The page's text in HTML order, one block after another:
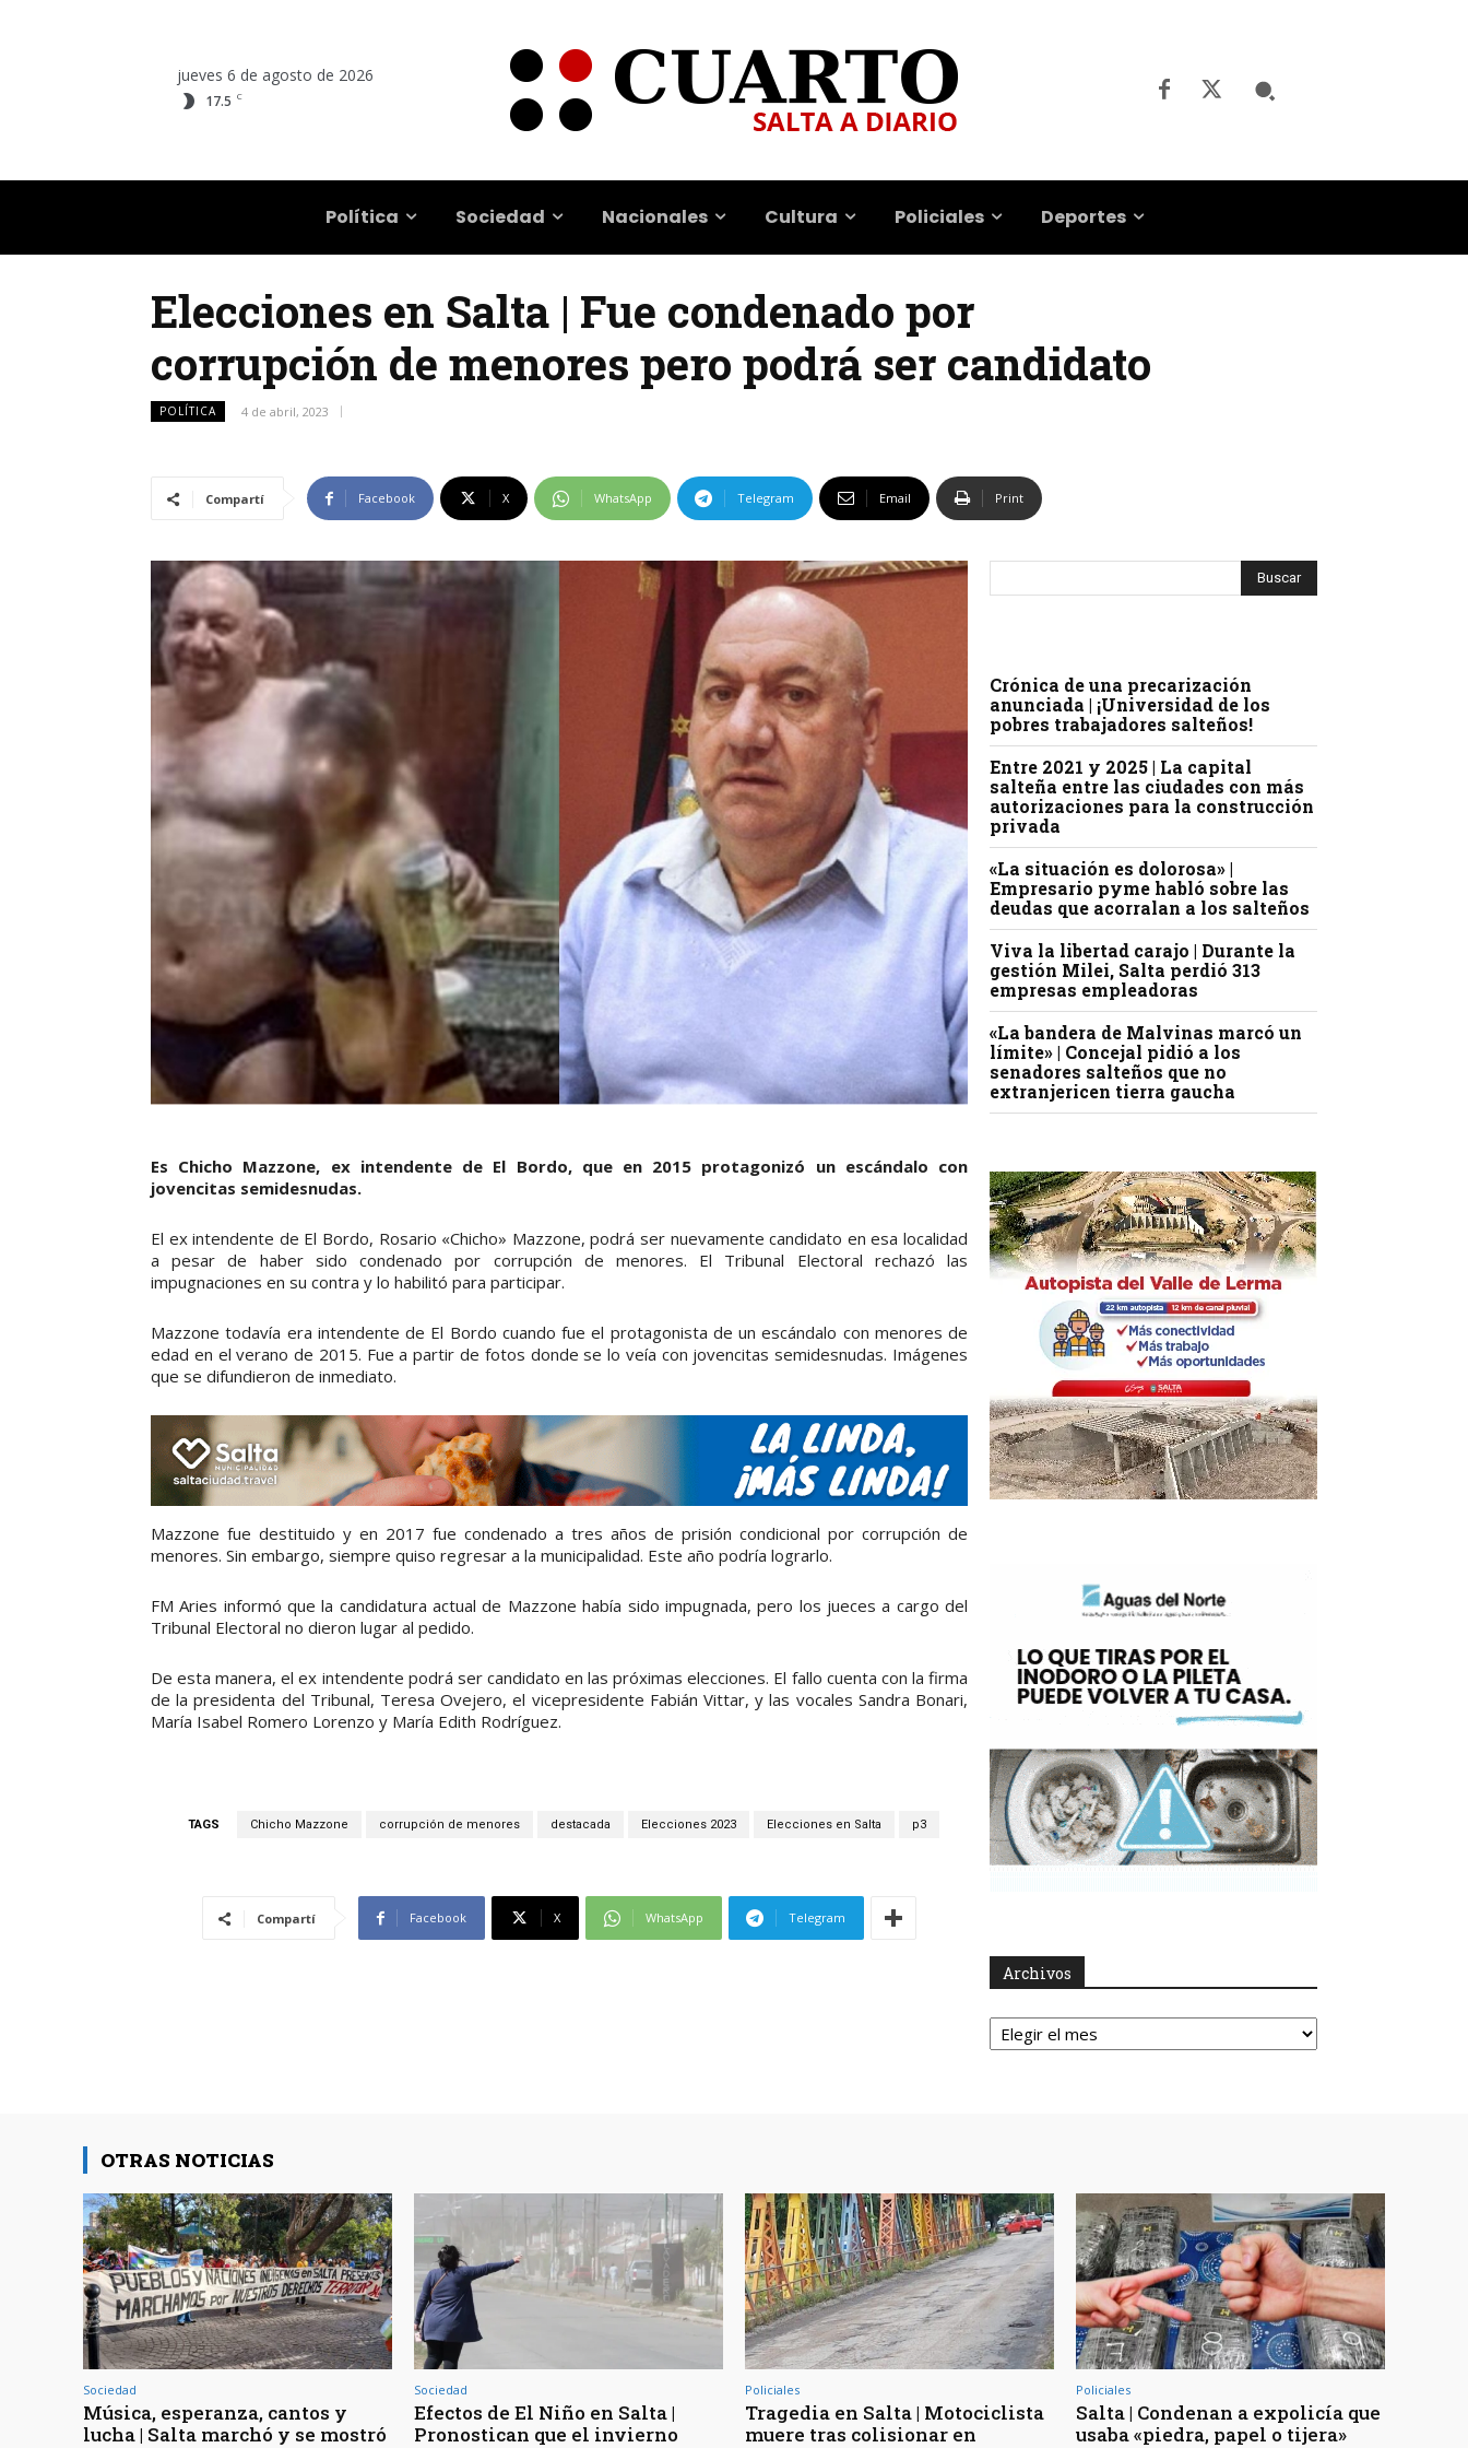
jueves 6 de agosto de 2026
17.5 C
Política Sociedad Nacionales Cultura Policiales Deportes
Elecciones en Salta | Fue condenado por
corrupción de menores pero podrá ser candidato
POLÍTICA 4 de abril, 2023
Compartí Facebook X WhatsApp Telegram Email Print
Es Chicho Mazzone, ex intendente de El Bordo, que en 2015 protagonizó un escándalo con
jovencitas semidesnudas.
El ex intendente de El Bordo, Rosario «Chicho» Mazzone, podrá ser nuevamente candidato en esa localidad
a pesar de haber sido condenado por corrupción de menores. El Tribunal Electoral rechazó las
impugnaciones en su contra y lo habilitó para participar.
Mazzone todavía era intendente de El Bordo cuando fue el protagonista de un escándalo con menores de
edad en el verano de 2015. Fue a partir de fotos donde se lo veía con jovencitas semidesnudas. Imágenes
que se difundieron de inmediato.
Mazzone fue destituido y en 2017 fue condenado a tres años de prisión condicional por corrupción de
menores. Sin embargo, siempre quiso regresar a la municipalidad. Este año podría lograrlo.
FM Aries informó que la candidatura actual de Mazzone había sido impugnada, pero los jueces a cargo del
Tribunal Electoral no dieron lugar al pedido.
De esta manera, el ex intendente podrá ser candidato en las próximas elecciones. El fallo cuenta con la firma
de la presidenta del Tribunal, Teresa Ovejero, el vicepresidente Fabián Vittar, y las vocales Sandra Bonari,
María Isabel Romero Lorenzo y María Edith Rodríguez.
TAGS Chicho Mazzone corrupción de menores destacada Elecciones 2023 Elecciones en Salta p3
Compartí Facebook X WhatsApp Telegram
Crónica de una precarización
anunciada | ¡Universidad de los
pobres trabajadores salteños!
Entre 2021 y 2025 | La capital
salteña entre las ciudades con más
autorizaciones para la construcción
privada
«La situación es dolorosa» |
Empresario pyme habló sobre las
deudas que acorralan a los salteños
Viva la libertad carajo | Durante la
gestión Milei, Salta perdió 313
empresas empleadoras
«La bandera de Malvinas marcó un
límite» | Concejal pidió a los
senadores salteños que no
extranjericen tierra gaucha
Archivos
Archivos
OTRAS NOTICIAS
Sociedad
Música, esperanza, cantos y
lucha | Salta marchó y se mostró
Sociedad
Efectos de El Niño en Salta |
Pronostican que el invierno
Policiales
Tragedia en Salta | Motociclista
muere tras colisionar en
Policiales
Salta | Condenan a expolicía que
usaba «piedra, papel o tijera»